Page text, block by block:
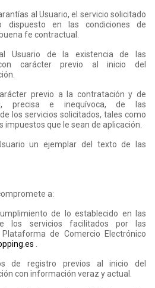
al Usuario, el servicio solicitado
en las condiciones de
fe contractual.
Usuario de la existencia de las
carácter previo al inicio del
previo a la contratación y de
precisa e inequívoca, de las
los servicios solicitados, tales como
impuestos que le sean de aplicación.
un ejemplar del texto de las
a:
de lo establecido en las
los servicios facilitados por las
de Comercio Electrónico
de registro previos al inicio del
con información veraz y actual.